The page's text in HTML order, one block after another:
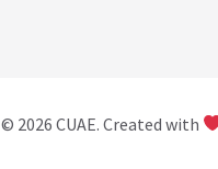
© 2026 CUAE. Created with